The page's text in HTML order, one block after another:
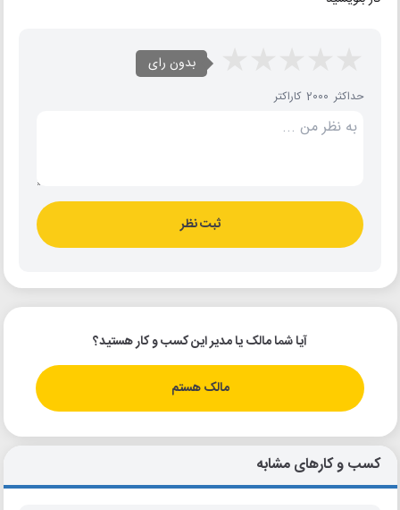
بدون رای
حداکثر 2000 کاراکتر
ثبت نظر
آیا شما مالک یا مدیر این کسب و کار هستید؟
مالک هستم
کسب و کارهای مشابه